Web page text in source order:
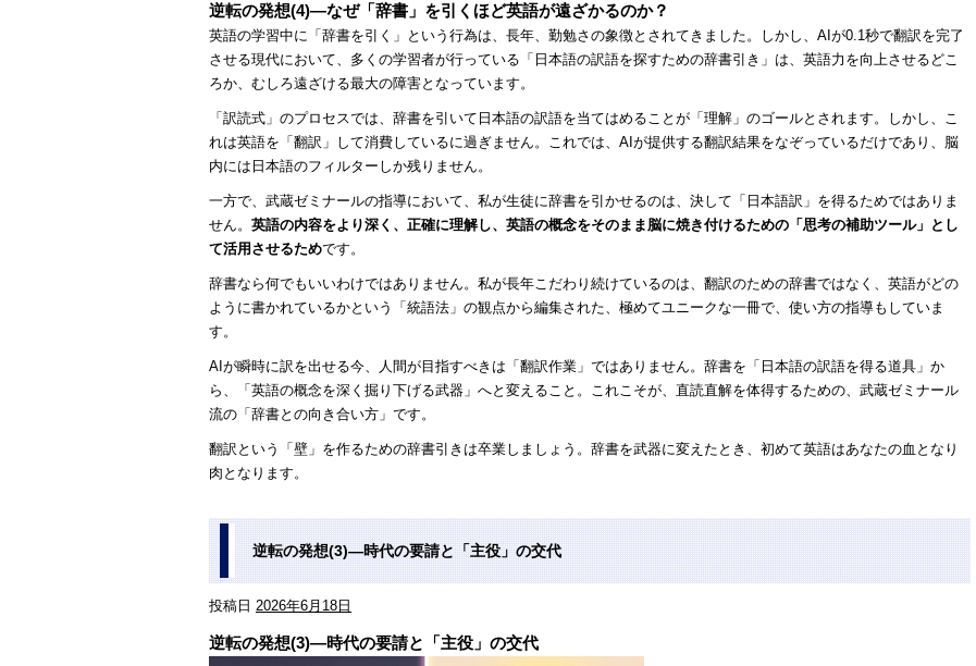
逆転の発想(4)―なぜ「辞書」を引くほど英語が遠ざかるのか？
英語の学習中に「辞書を引く」という行為は、長年、勤勉さの象徴とされてきました。しかし、AIが0.1秒で翻訳を完了
させる現代において、多くの学習者が行っている「日本語の訳語を探すための辞書引き」は、英語力を向上させるどこ
ろか、むしろ遠ざける最大の障害となっています。
「訳読式」のプロセスでは、辞書を引いて日本語の訳語を当てはめることが「理解」のゴールとされます。しかし、こ
れは英語を「翻訳」して消費しているに過ぎません。これでは、AIが提供する翻訳結果をなぞっているだけであり、脳
内には日本語のフィルターしか残りません。
一方で、武蔵ゼミナールの指導において、私が生徒に辞書を引かせるのは、決して「日本語訳」を得るためではありま
せん。 英語の内容をより深く、正確に理解し、英語の概念をそのまま脳に焼き付けるための「思考の補助ツール」とし
て活用させるためです。
辞書なら何でもいいわけではありません。私が長年こだわり続けているのは、翻訳のための辞書ではなく、英語がどの
ように書かれているかという「統語法」の観点から編集された、極めてユニークな一冊で、使い方の指導もしていま
す。
AIが瞬時に訳を出せる今、人間が目指すべきは「翻訳作業」ではありません。辞書を「日本語の訳語を得る道具」か
ら、「英語の概念を深く掘り下げる武器」へと変えること。これこそが、直読直解を体得するための、武蔵ゼミナール
流の「辞書との向き合い方」です。
翻訳という「壁」を作るための辞書引きは卒業しましょう。辞書を武器に変えたとき、初めて英語はあなたの血となり
肉となります。
逆転の発想(3)―時代の要請と「主役」の交代
投稿日 2026年6月18日
逆転の発想(3)―時代の要請と「主役」の交代